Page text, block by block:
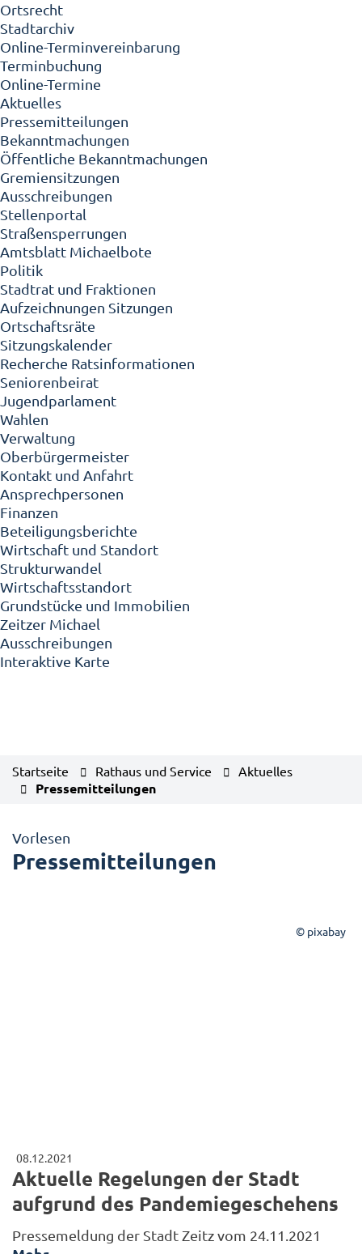
Ortsrecht
Stadtarchiv
Online-Terminvereinbarung
Terminbuchung
Online-Termine
Aktuelles
Pressemitteilungen
Bekanntmachungen
Öffentliche Bekanntmachungen
Gremiensitzungen
Ausschreibungen
Stellenportal
Straßensperrungen
Amtsblatt Michaelbote
Politik
Stadtrat und Fraktionen
Aufzeichnungen Sitzungen
Ortschaftsräte
Sitzungskalender
Recherche Ratsinformationen
Seniorenbeirat
Jugendparlament
Wahlen
Verwaltung
Oberbürgermeister
Kontakt und Anfahrt
Ansprechpersonen
Finanzen
Beteiligungsberichte
Wirtschaft und Standort
Strukturwandel
Wirtschaftsstandort
Grundstücke und Immobilien
Zeitzer Michael
Ausschreibungen
Interaktive Karte
Startseite Rathaus und Service Aktuelles
Pressemitteilungen
Vorlesen
Pressemitteilungen
© pixabay
08.12.2021
Aktuelle Regelungen der Stadt
aufgrund des Pandemiegeschehens
Pressemeldung der Stadt Zeitz vom 24.11.2021